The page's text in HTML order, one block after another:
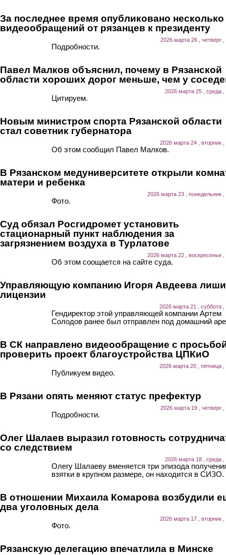
За последнее время опубликовано несколько
видеообращений от рязанцев к президенту
2026 марта 26 , четверг ,
Подробности.
Павел Малков объяснил, почему в Рязанской
области хороших дорог меньше, чем у
2026 марта 25 , среда ,
Цитируем.
Новым министром спорта Рязанской области
стал советник губернатора
2026 марта 24 , вторник ,
Об этом сообщил Павел Малков.
В Рязанском медуниверситете открыли
матери и ребенка
2026 марта 23 , понедельник ,
Фото.
Суд обязал Росгидромет установить
стационарный пункт наблюдения за
загрязнением воздуха в Турлатове
2026 марта 22 , воскресенье ,
Об этом соощается на сайте суда.
Управляющую компанию Игоря Авдеева
лицензии
2026 марта 21 , суббота ,
Гендиректор этой управляющей компании Артем
Солодов ранее был отправлен под домашний
В СК направлено видеообращение с
проверить проект благоустройства ЦПКиО
2026 марта 20 , пятница ,
Публикуем видео.
В Рязани опять меняют статус префектур
2026 марта 19 , четверг ,
Подробности.
Олег Шалаев выразил готовность
со следствием
2026 марта 18 , среда ,
Олегу Шалаеву вменяется три эпизода
взятки в крупном размере, он находится в СИЗО.
В отношении Михаила Комарова возбудили
два уголовных дела
2026 марта 17 , вторник ,
Фото.
Рязанскую делегацию впечатлила в Минске